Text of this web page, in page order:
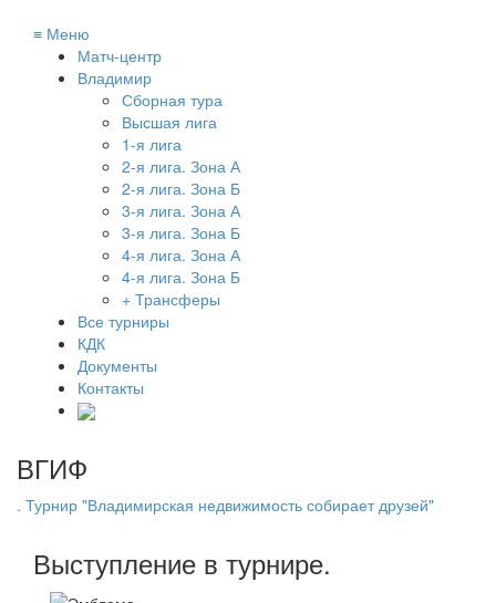
≡ Меню
Матч-центр
Владимир
Сборная тура
Высшая лига
1-я лига
2-я лига. Зона А
2-я лига. Зона Б
3-я лига. Зона А
3-я лига. Зона Б
4-я лига. Зона А
4-я лига. Зона Б
+ Трансферы
Все турниры
КДК
Документы
Контакты
ВГИФ
. Турнир "Владимирская недвижимость собирает друзей"
Выступление в турнире.